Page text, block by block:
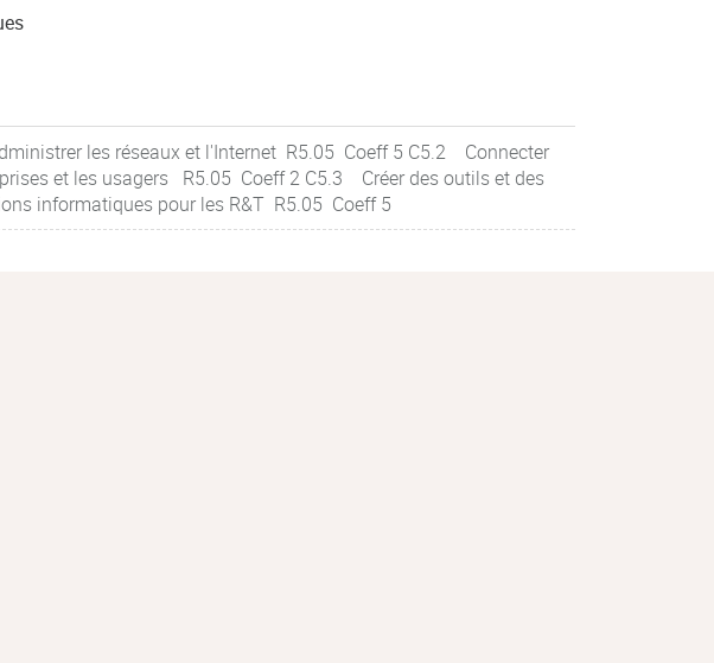
les réseaux et l'Internet R5.05 Coeff 5 C5.2 Connecter
et les usagers R5.05 Coeff 2 C5.3 Créer des outils et des
informatiques pour les R&T R5.05 Coeff 5